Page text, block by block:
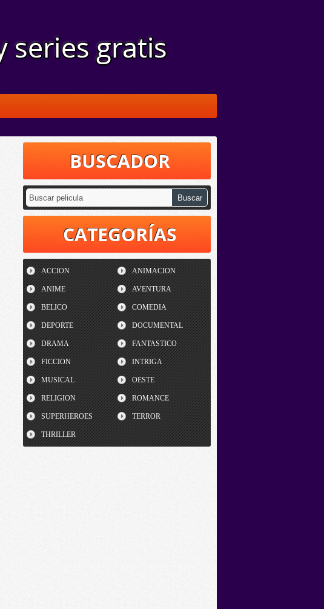
BUSCADOR
CATEGORÍAS
ACCION ANIMACION
ANIME AVENTURA
BELICO COMEDIA
DEPORTE DOCUMENTAL
DRAMA FANTASTICO
FICCION INTRIGA
MUSICAL OESTE
RELIGION ROMANCE
SUPERHEROES TERROR
THRILLER